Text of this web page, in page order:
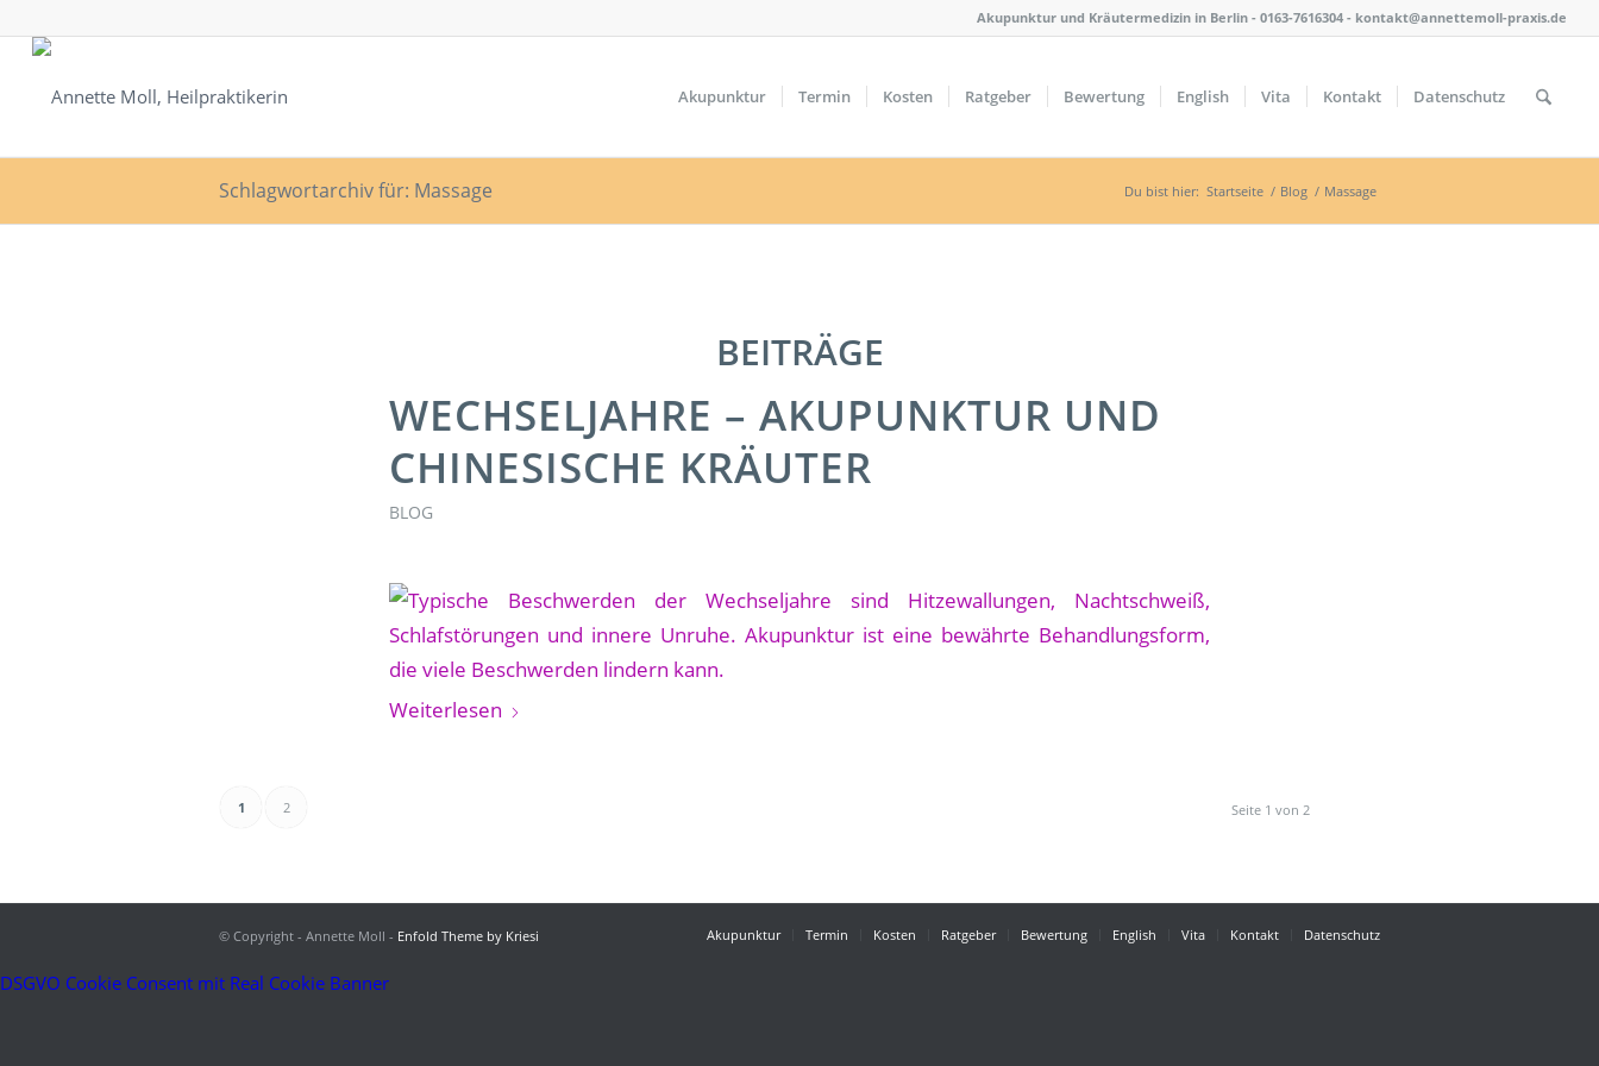
Akupunktur und Kräutermedizin in Berlin - 0163-7616304 - kontakt@annettemoll-praxis.de
Akupunktur Termin Kosten Ratgeber Bewertung English Vita Kontakt Datenschutz
Schlagwortarchiv für: Massage Du bist hier: Startseite / Blog / Massage
BEITRÄGE
WECHSELJAHRE – AKUPUNKTUR UND
CHINESISCHE KRÄUTER
BLOG
Weiterlesen
Seite 1 von 2
1 2
© Copyright - Annette Moll - Enfold Theme by Kriesi Akupunktur Termin Kosten Ratgeber Bewertung English Vita Kontakt Datenschutz
DSGVO Cookie Consent mit Real Cookie Banner